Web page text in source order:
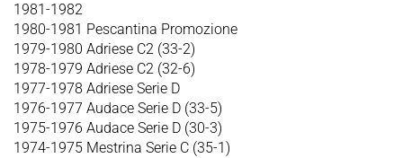
1981-1982
1980-1981 Pescantina Promozione
1979-1980 Adriese C2 (33-2)
1978-1979 Adriese C2 (32-6)
1977-1978 Adriese Serie D
1976-1977 Audace Serie D (33-5)
1975-1976 Audace Serie D (30-3)
1974-1975 Mestrina Serie C (35-1)